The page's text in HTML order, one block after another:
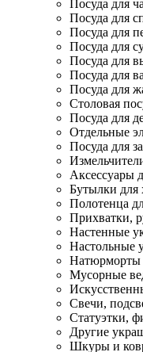
Посуда для
Посуда для
Посуда для
Посуда для
Посуда для
Посуда для
Посуда для
Столовая
Посуда для
Отдельные
Посуда для
Аксессуары
Бутылки для
Полотенца
Прихватки,
Настенные
Настольные
Натюрморты
Мусорные
Свечи,
Статуэтки,
Другие
Шкуры и